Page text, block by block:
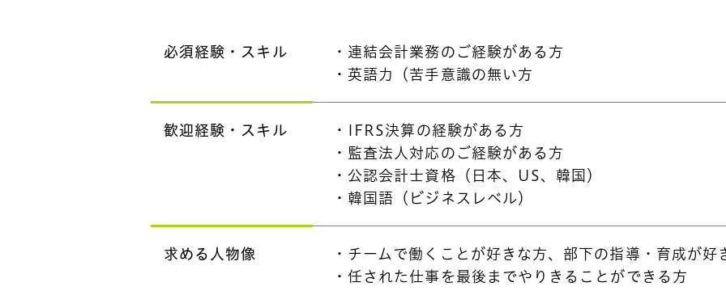
必須経験・スキル
・連結会計業務のご経験がある方
・英語力（苦手意識の無い方
歓迎経験・スキル
・IFRS決算の経験がある方
・監査法人対応のご経験がある方
・公認会計士資格（日本、US、韓国）
・韓国語（ビジネスレベル）
求める人物像
・チームで働くことが好きな方、部下の指導・育成が好
・任された仕事を最後までやりきることができる方